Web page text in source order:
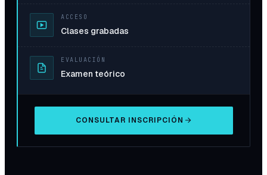
ACCESO
Clases grabadas
EVALUACIÓN
Examen teórico
CONSULTAR INSCRIPCIÓN